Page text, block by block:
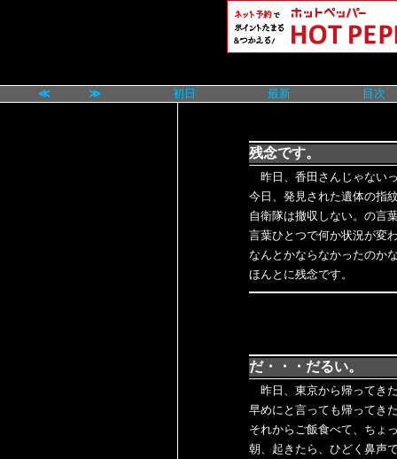
≪ ≫ 初日 最新 目次
残念です。
昨日、香田さんじゃない
今日、発見された遺体の指
自衛隊は撤収しない。の言
言葉ひとつで何か状況が変
なんとかならなかったのか
ほんとに残念です。
だ・・・だるい。
昨日、東京から帰ってき
早めにと言っても帰ってき
それからご飯食べて、ちょ
朝、起きたら、ひどく鼻声